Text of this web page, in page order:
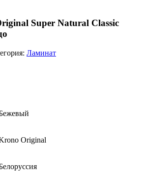
Super Natural Classic
Ламинат
Original